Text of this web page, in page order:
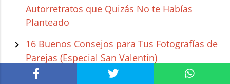
Autorretratos que Quizás No te Habías
Planteado
16 Buenos Consejos para Tus Fotografías de
Parejas (Especial San Valentín)
9 Estupendos Consejos para hacer Retratos